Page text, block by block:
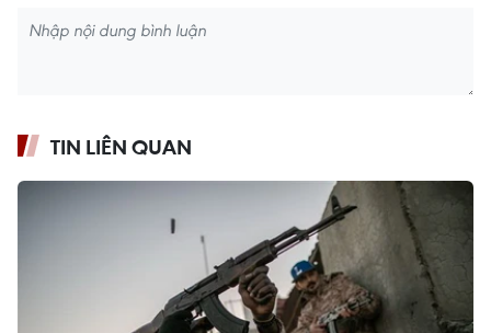
TIN LIÊN QUAN